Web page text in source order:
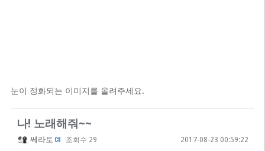
눈이 정화되는 이미지를 올려주세요.
나! 노래해줘~~
쎄라토 조회수 29 2017-08-23 00:59:22